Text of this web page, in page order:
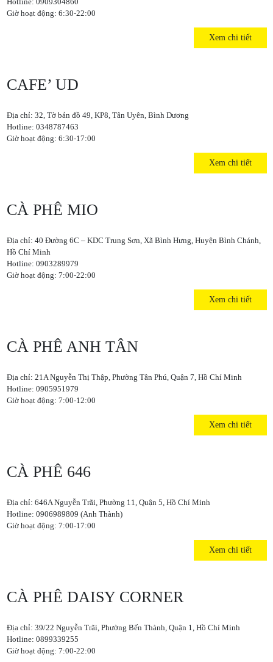
Giờ hoạt động: 6:30-22:00
Xem chi tiết
CAFE’ UD
Địa chỉ: 32, Tờ bản đồ 49, KP8, Tân Uyên, Bình Dương
Hotline: 0348787463
Giờ hoạt động: 6:30-17:00
Xem chi tiết
CÀ PHÊ MIO
Địa chỉ: 40 Đường 6C – KDC Trung Sơn, Xã Bình Hưng, Huyện Bình Chánh,
Hồ Chí Minh
Hotline: 0903289979
Giờ hoạt động: 7:00-22:00
Xem chi tiết
CÀ PHÊ ANH TÂN
Địa chỉ: 21A Nguyễn Thị Thập, Phường Tân Phú, Quận 7, Hồ Chí Minh
Hotline: 0905951979
Giờ hoạt động: 7:00-12:00
Xem chi tiết
CÀ PHÊ 646
Địa chỉ: 646A Nguyễn Trãi, Phường 11, Quận 5, Hồ Chí Minh
Hotline: 0906989809 (Anh Thành)
Giờ hoạt động: 7:00-17:00
Xem chi tiết
CÀ PHÊ DAISY CORNER
Địa chỉ: 39/22 Nguyễn Trãi, Phường Bến Thành, Quận 1, Hồ Chí Minh
Hotline: 0899339255
Giờ hoạt động: 7:00-22:00